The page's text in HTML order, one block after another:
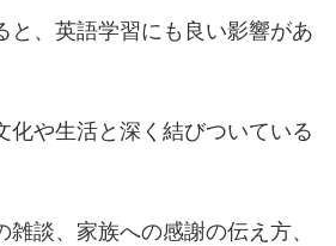
と、英語学習にも良い影響があ
化や生活と深く結びついている
談、家族への感謝の伝え方、